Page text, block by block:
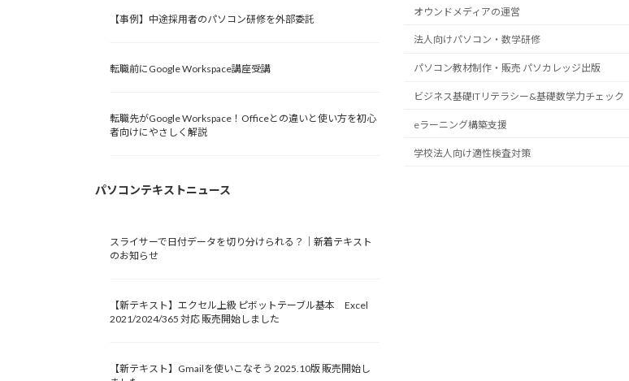
【事例】中途採用者のパソコン研修を外部委託
転職前にGoogle Workspace講座受講
転職先がGoogle Workspace！Officeとの違いと使い方を初心
者向けにやさしく解説
パソコンテキストニュース
スライサーで日付データを切り分けられる？｜新着テキスト
のお知らせ
【新テキスト】エクセル上級 ピボットテーブル基本 Excel
2021/2024/365 対応 販売開始しました
【新テキスト】Gmailを使いこなそう 2025.10版 販売開始し
オウンドメディアの運営
法人向けパソコン・数学研修
パソコン教材制作・販売 パソカレッジ出版
ビジネス基礎ITリテラシー&基礎数学力チェック
eラーニング構築支援
学校法人向け適性検査対策